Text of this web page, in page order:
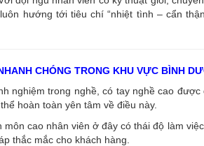
luôn hướng tới tiêu chí “nhiệt tình – cẩn
CHÓNG TRONG KHU VỰC BÌNH
nghiệm trong nghề, có tay nghề cao
hoàn toàn yên tâm về điều này.
môn cao nhân viên ở đây có thái độ làm
thắc mắc cho khách hàng.